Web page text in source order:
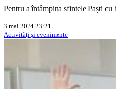
Pentru a întâmpina sfintele Paști
3 mai 2024 23:21
Activităţi şi evenimente